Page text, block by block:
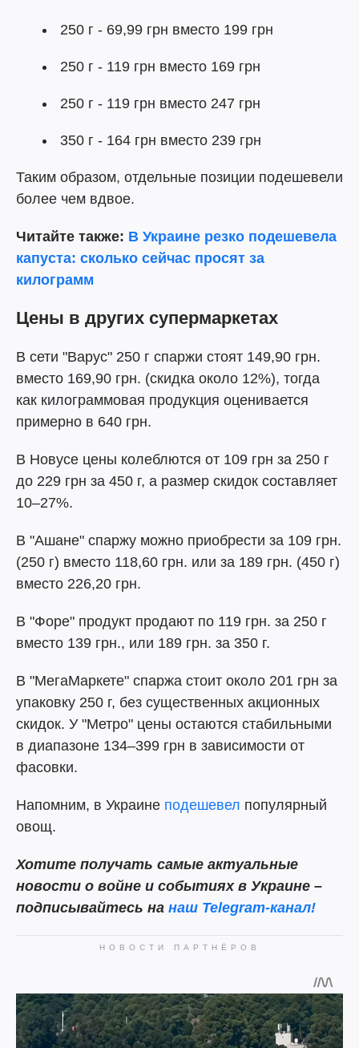
250 г - 69,99 грн вместо 199 грн
250 г - 119 грн вместо 169 грн
250 г - 119 грн вместо 247 грн
350 г - 164 грн вместо 239 грн
Таким образом, отдельные позиции подешевели
более чем вдвое.
Читайте также: В Украине резко подешевела
капуста: сколько сейчас просят за
килограмм
Цены в других супермаркетах
В сети "Варус" 250 г спаржи стоят 149,90 грн.
вместо 169,90 грн. (скидка около 12%), тогда
как килограммовая продукция оценивается
примерно в 640 грн.
В Новусе цены колеблются от 109 грн за 250 г
до 229 грн за 450 г, а размер скидок составляет
10–27%.
В "Ашане" спаржу можно приобрести за 109 грн.
(250 г) вместо 118,60 грн. или за 189 грн. (450 г)
вместо 226,20 грн.
В "Форе" продукт продают по 119 грн. за 250 г
вместо 139 грн., или 189 грн. за 350 г.
В "МегаМаркете" спаржа стоит около 201 грн за
упаковку 250 г, без существенных акционных
скидок. У "Метро" цены остаются стабильными
в диапазоне 134–399 грн в зависимости от
фасовки.
Напомним, в Украине подешевел популярный
овощ.
Хотите получать самые актуальные
новости о войне и событиях в Украине –
подписывайтесь на наш Telegram-канал!